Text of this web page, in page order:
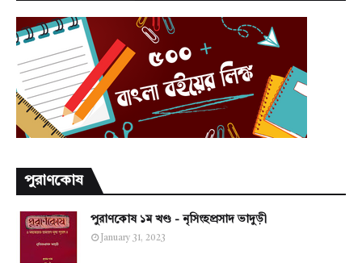
পুরাণকোষ
পুরাণকোষ ১ম খণ্ড - নৃসিংহপ্রসাদ ভাদুড়ী
January 31, 2023